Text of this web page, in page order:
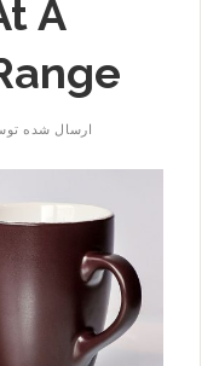
A
ارسال شده